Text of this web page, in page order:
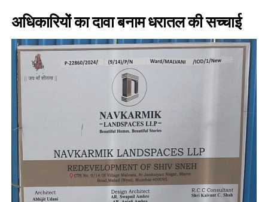
अधिकारियों का दावा बनाम धरातल की सच्चाई